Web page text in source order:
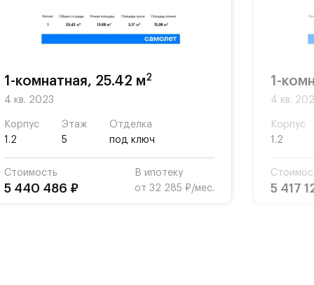
1-комнатная, 25.42 м2
4 кв. 2023
Корпус
1.2
Этаж
5
Отделка
под ключ
Стоимость
5 440 486 ₽
В ипотеку
от 32 285 ₽/мес.
1-
4 кв.
Корпус
1.2
5 417